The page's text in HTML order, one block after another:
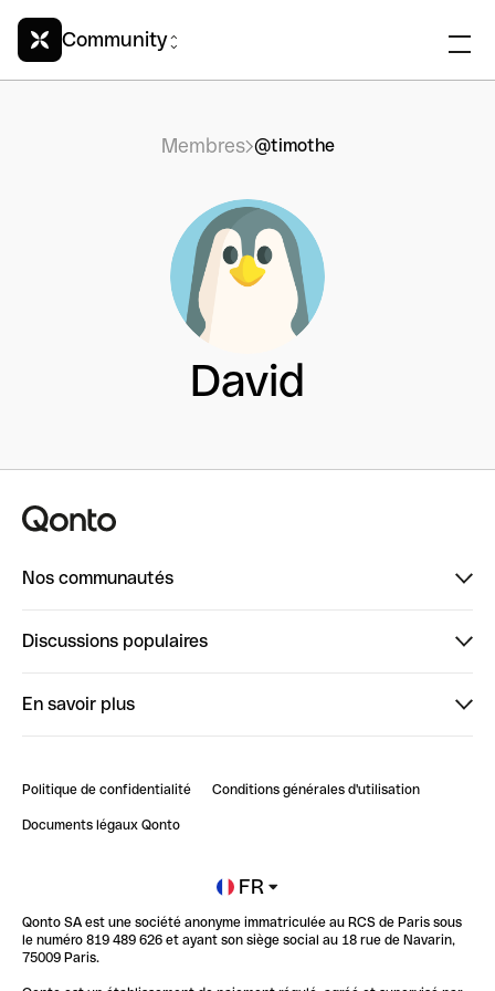
Community
Membres @timothe
David
Nos communautés
ClubQonto
Discussions populaires
Impact de l'IA sur les carrières/productivité
En savoir plus
Blog
Newsroom
Glossaire finance
Politique de confidentialité Conditions générales d'utilisation
Documents légaux Qonto
FR
Qonto SA est une société anonyme immatriculée au RCS de Paris sous
le numéro 819 489 626 et ayant son siège social au 18 rue de Navarin,
75009 Paris.